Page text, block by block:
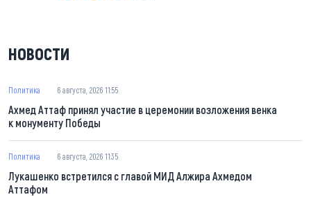
НОВОСТИ
Политика 6 августа, 2026 11:55
Ахмед Аттаф принял участие в церемонии возложения венка
к монументу Победы
Политика 6 августа, 2026 11:35
Лукашенко встретился с главой МИД Алжира Ахмедом
Аттафом